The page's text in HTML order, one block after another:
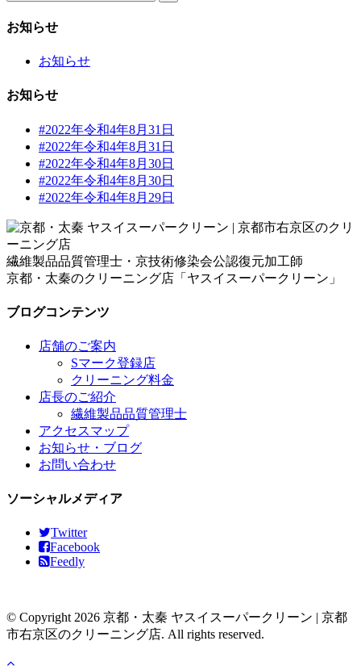
お知らせ
お知らせ
お知らせ
#2022年令和4年8月31日
#2022年令和4年8月31日
#2022年令和4年8月30日
#2022年令和4年8月30日
#2022年令和4年8月29日
繊維製品品質管理士・京技術修染会公認復元加工師
京都・太秦のクリーニング店「ヤスイスーパークリーン」
ブログコンテンツ
店舗のご案内
Sマーク登録店
クリーニング料金
店長のご紹介
繊維製品品質管理士
アクセスマップ
お知らせ・ブログ
お問い合わせ
ソーシャルメディア
Twitter
Facebook
Feedly
© Copyright 2026 京都・太秦 ヤスイスーパークリーン | 京都
市右京区のクリーニング店. All rights reserved.